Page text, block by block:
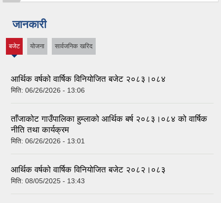
जानकारी
बजेट योजना सार्वजनिक खरिद
आर्थिक वर्षको वार्षिक विनियोजित बजेट २०८३।०८४
मिति: 06/26/2026 - 13:06
ताँजाकोट गाउँपालिका हुम्लाको आर्थिक बर्ष २०८३।०८४ को वार्षिक
नीति तथा कार्यक्रम
मिति: 06/26/2026 - 13:01
आर्थिक वर्षको वार्षिक विनियोजित बजेट २०८२।०८३
मिति: 08/05/2025 - 13:43